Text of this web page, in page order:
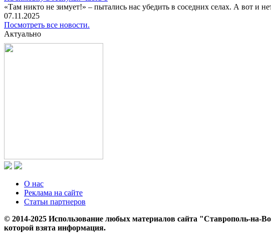
«Там никто не зимует!» – пытались нас убедить в соседних селах. А вот и
07.11.2025
Посмотреть все новости.
Актуально
О нас
Реклама на сайте
Статьи партнеров
© 2014-2025 Использование любых материалов сайта "Ставрополь-на-
которой взята информация.